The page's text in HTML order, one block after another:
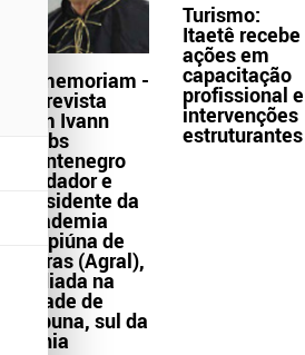
In memoriam -
Entrevista
com Ivann
Krebs
Montenegro
fundador e
presidente da
Academia
Grapiúna de
Letras (Agral),
sediada na
cidade de
Itabuna, sul da
Bahia
Turismo:
Itaetê recebe
ações em
capacitação
profissional e
intervenções
estruturantes